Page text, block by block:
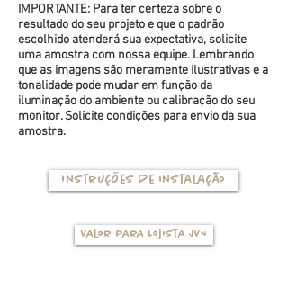
IMPORTANTE: Para ter certeza sobre o
resultado do seu projeto e que o padrão
escolhido atenderá sua expectativa, solicite
uma amostra com nossa equipe. Lembrando
que as imagens são meramente ilustrativas e a
tonalidade pode mudar em função da
iluminação do ambiente ou calibração do seu
monitor. Solicite condições para envio da sua
amostra.
Instruções de instalação
Valor para Lojista JVN